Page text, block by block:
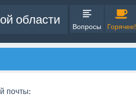
области
Вопросы Горячее!
почты: